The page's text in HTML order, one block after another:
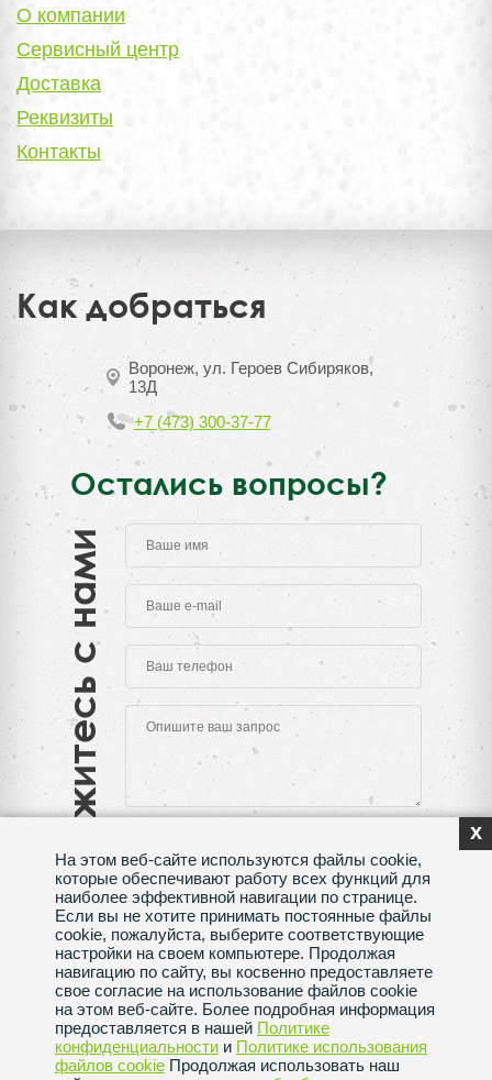
О компании
Сервисный центр
Доставка
Реквизиты
Контакты
Как добраться
Воронеж, ул. Героев Сибиряков,
13Д
+7 (473) 300-37-77
Остались вопросы?
Свяжитесь с нами
Нажимая на кнопку "Отправить", Вы даете согласие
на обработку своихперсональных данных
Сделано в веб-студииSeoMAX
Политика конфиденциальности
x
На этом веб-сайте используются файлы cookie,
которые обеспечивают работу всех функций для
наиболее эффективной навигации по странице.
Если вы не хотите принимать постоянные файлы
cookie, пожалуйста, выберите соответствующие
настройки на своем компьютере. Продолжая
навигацию по сайту, вы косвенно предоставляете
свое согласие на использование файлов cookie
на этом веб-сайте. Более подробная информация
предоставляется в нашей Политике
конфиденциальности и Политике использования
файлов сookie Продолжая использовать наш